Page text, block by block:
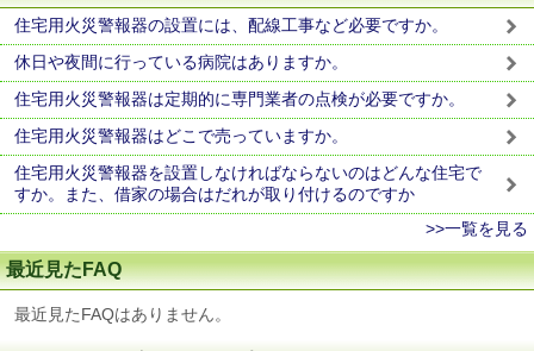
住宅用火災警報器の設置には、配線工事など必要ですか。
休日や夜間に行っている病院はありますか。
住宅用火災警報器は定期的に専門業者の点検が必要ですか。
住宅用火災警報器はどこで売っていますか。
住宅用火災警報器を設置しなければならないのはどんな住宅で
すか。また、借家の場合はだれが取り付けるのですか
>>一覧を見る
最近見たFAQ
最近見たFAQはありません。